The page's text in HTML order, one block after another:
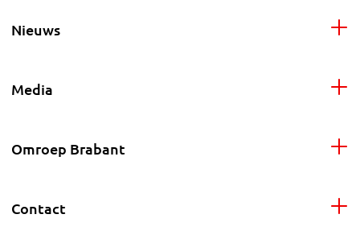
Nieuws
Media
Omroep Brabant
Contact